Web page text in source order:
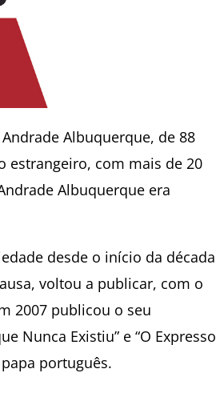
Albuquerque, de 88
estrangeiro, com mais de 20
Albuquerque era
desde o início da década
voltou a publicar, com o
2007 publicou o seu
Nunca Existiu” e “O Expresso
português.